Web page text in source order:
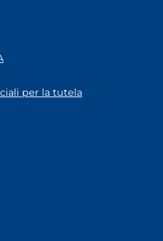
per la tutela